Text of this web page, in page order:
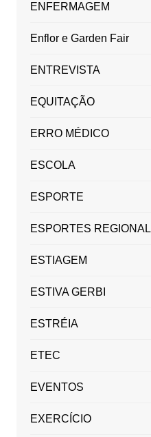
ENFERMAGEM
Enflor e Garden Fair
ENTREVISTA
EQUITAÇÃO
ERRO MÉDICO
ESCOLA
ESPORTE
ESPORTES REGIONAL
ESTIAGEM
ESTIVA GERBI
ESTRÉIA
ETEC
EVENTOS
EXERCÍCIO